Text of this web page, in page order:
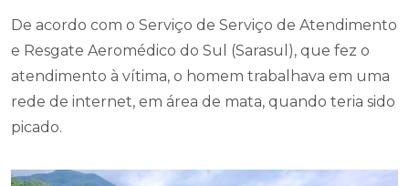
De acordo com o Serviço de Serviço de Atendimento
e Resgate Aeromédico do Sul (Sarasul), que fez o
atendimento à vítima, o homem trabalhava em uma
rede de internet, em área de mata, quando teria sido
picado.